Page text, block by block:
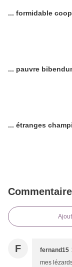
... formidable
... pauvre
... étranges
F fernand15
mes